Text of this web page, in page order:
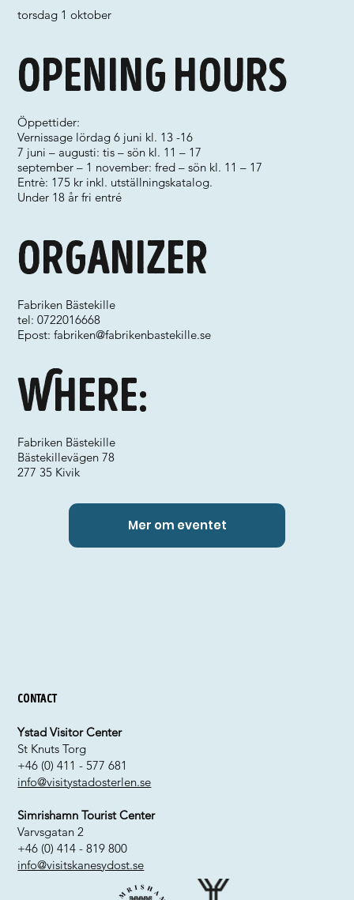
torsdag 1 oktober
Where:
Organizer
Fabriken Bästekille
tel: 0722016668
Epost:fabriken@fabrikenbastekille.se
Fabriken Bästekille
Bästekillevägen 78
277 35 Kivik
Opening hours
Öppettider:
Vernissage lördag 6 juni kl. 13 -16
7 juni – augusti: tis – sön kl. 11 – 17
september – 1 november: fred – sön kl. 11 – 17
Entrè: 175 kr inkl. utställningskatalog.
Under 18 år fri entré
Mer om eventet
Contact
Ystad Visitor Center
St Knuts Torg
+46 (0) 411 - 577 681
info@visitystadosterlen.se
Simrishamn Tourist Center
Varvsgatan 2
+46 (0) 414 - 819 800
info@visitskanesydost.se